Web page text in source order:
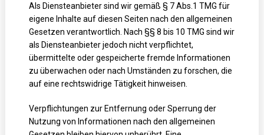
Als Diensteanbieter sind wir gemäß § 7 Abs.1 TMG für
eigene Inhalte auf diesen Seiten nach den allgemeinen
Gesetzen verantwortlich. Nach §§ 8 bis 10 TMG sind wir
als Diensteanbieter jedoch nicht verpflichtet,
übermittelte oder gespeicherte fremde Informationen
zu überwachen oder nach Umständen zu forschen, die
auf eine rechtswidrige Tätigkeit hinweisen.
Verpflichtungen zur Entfernung oder Sperrung der
Nutzung von Informationen nach den allgemeinen